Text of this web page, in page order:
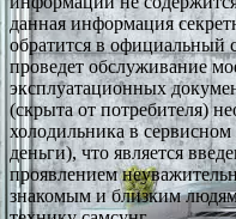
данная информация
обратится в официальный
проведет обслуживание
эксплуатационных
(скрыта от потребителя)
холодильника в
деньги), что является
проявлением
знакомым и близким